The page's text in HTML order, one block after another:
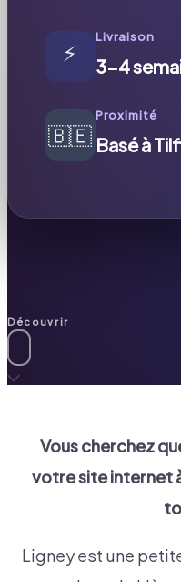
⚡
Livraison
3-4
🇧🇪
Proximité
Basé à
Découvrir
Vous cherchez
votre site internet
Ligney est une